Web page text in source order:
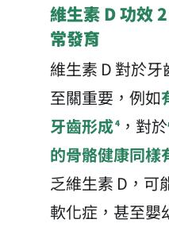
維生素 D 功效
常發育
維生素 D 對於
至關重要，例如
牙齒形成4，對於
的骨骼健康同樣
乏維生素 D，可
軟化症，甚至